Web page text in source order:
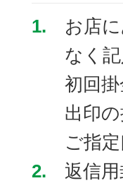
1.
お店
なく
初回
出印
ご指
2.
返信